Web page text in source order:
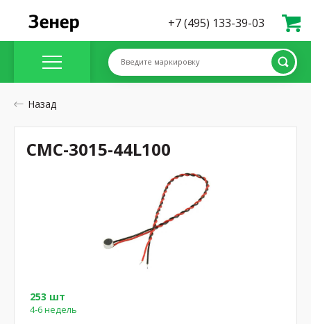
+7 (495) 133-39-03
Введите маркировку
Назад
253 шт
4-6 недель
CMC-3015-44L100